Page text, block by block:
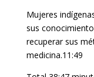
Mujeres
sus
recuperar sus
medicina.11:49